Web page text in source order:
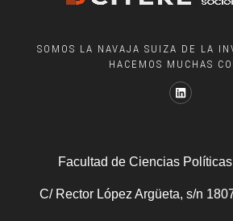
SOMOS LA NAVAJA SUIZA DE LA
HACEMOS MUCHAS
Facultad de Ciencias
C/ Rector López Argüeta, s/n